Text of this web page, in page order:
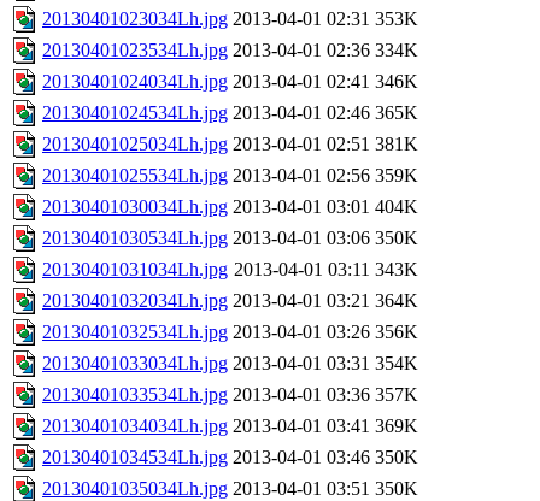
20130401023034Lh.jpg 2013-04-01 02:31 353K
20130401023534Lh.jpg 2013-04-01 02:36 334K
20130401024034Lh.jpg 2013-04-01 02:41 346K
20130401024534Lh.jpg 2013-04-01 02:46 365K
20130401025034Lh.jpg 2013-04-01 02:51 381K
20130401025534Lh.jpg 2013-04-01 02:56 359K
20130401030034Lh.jpg 2013-04-01 03:01 404K
20130401030534Lh.jpg 2013-04-01 03:06 350K
20130401031034Lh.jpg 2013-04-01 03:11 343K
20130401032034Lh.jpg 2013-04-01 03:21 364K
20130401032534Lh.jpg 2013-04-01 03:26 356K
20130401033034Lh.jpg 2013-04-01 03:31 354K
20130401033534Lh.jpg 2013-04-01 03:36 357K
20130401034034Lh.jpg 2013-04-01 03:41 369K
20130401034534Lh.jpg 2013-04-01 03:46 350K
20130401035034Lh.jpg 2013-04-01 03:51 350K